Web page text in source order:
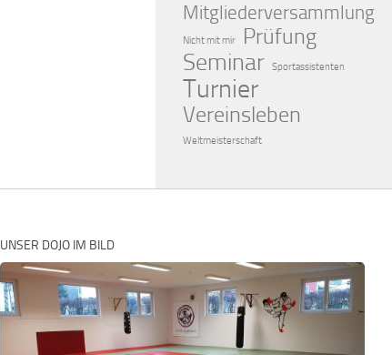
Mitgliederversammlung
Nicht mit mir Prüfung
Seminar Sportassistenten
Turnier
Vereinsleben
Weltmeisterschaft
UNSER DOJO IM BILD